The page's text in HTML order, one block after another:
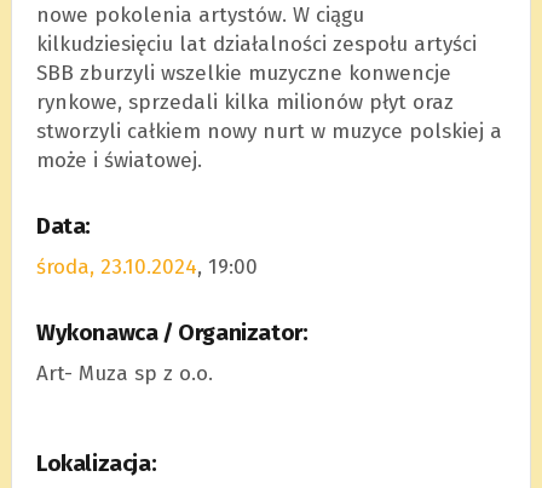
nowe pokolenia artystów. W ciągu
kilkudziesięciu lat działalności zespołu artyści
SBB zburzyli wszelkie muzyczne konwencje
rynkowe, sprzedali kilka milionów płyt oraz
stworzyli całkiem nowy nurt w muzyce polskiej a
może i światowej.
Data:
środa, 23.10.2024, 19:00
Wykonawca / Organizator:
Art- Muza sp z o.o.
Lokalizacja: